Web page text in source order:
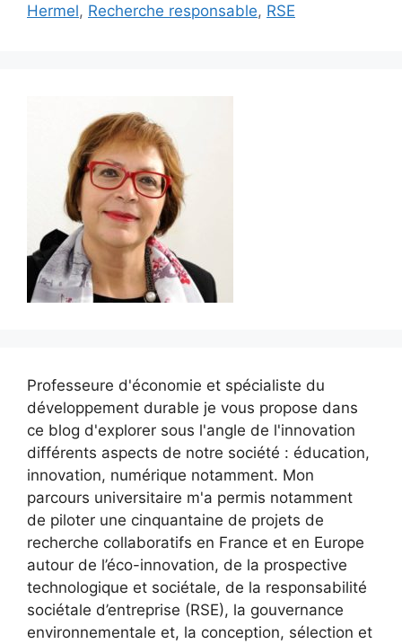
Hermel, Recherche responsable, RSE
Professeure d'économie et spécialiste du
développement durable je vous propose dans
ce blog d'explorer sous l'angle de l'innovation
différents aspects de notre société : éducation,
innovation, numérique notamment. Mon
parcours universitaire m'a permis notamment
de piloter une cinquantaine de projets de
recherche collaboratifs en France et en Europe
autour de l’éco-innovation, de la prospective
technologique et sociétale, de la responsabilité
sociétale d’entreprise (RSE), la gouvernance
environnementale et, la conception, sélection et